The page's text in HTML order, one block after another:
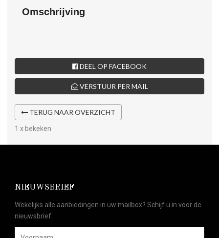
Omschrijving
DEEL OP FACEBOOK
VERSTUUR PER MAIL
TERUG NAAR OVERZICHT
1 x bekeken
NIEUWSBRIEF
Wekelijks alle aanbiedingen in uw mailbox? Schijf u in voor de
nieuwsbrief.